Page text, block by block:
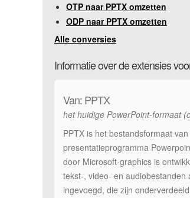
OTP naar PPTX omzetten
ODP naar PPTX omzetten
Alle conversies
Informatie over de extensies
Van: PPTX
het huidige PowerPoint-formaat
PPTX is het bestandsformaat
presentatieprogramma
door Microsoft-graphics is
tekst-, video- en audiobestanden
ingevoegd, die zijn